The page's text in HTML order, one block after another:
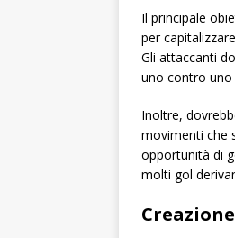
Il principale
per
Gli attaccanti
uno contro
Inoltre,
movimenti che
opportunità di
molti gol